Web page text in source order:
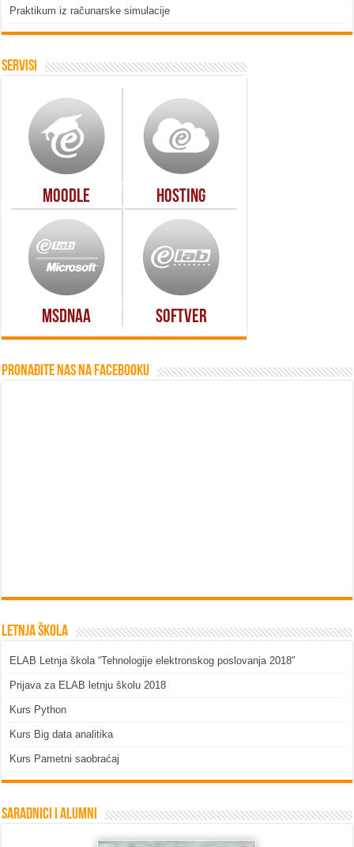
Praktikum iz računarske simulacije
Servisi
Moodle Hosting
MSDNAA Softver
Pronađite nas na Facebooku
Letnja škola
ELAB Letnja škola “Tehnologije elektronskog poslovanja 2018″
Prijava za ELAB letnju školu 2018
Kurs Python
Kurs Big data analitika
Kurs Pametni saobraćaj
Saradnici i Alumni